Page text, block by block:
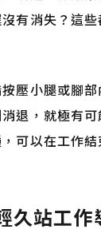
有消失？這
壓小腿或腳
退，就極有
可以在工作
久站工作